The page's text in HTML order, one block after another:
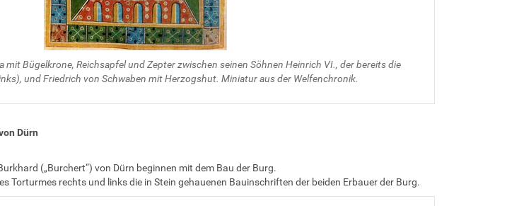
mit Bügelkrone, Reichsapfel und Zepter zwischen seinen Söhnen Heinrich VI., der bereits die
und Friedrich von Schwaben mit Herzogshut. Miniatur aus der Welfenchronik.
Dürn
(„Burchert“) von Dürn beginnen mit dem Bau der Burg.
Torturmes rechts und links die in Stein gehauenen Bauinschriften der beiden Erbauer der Burg.